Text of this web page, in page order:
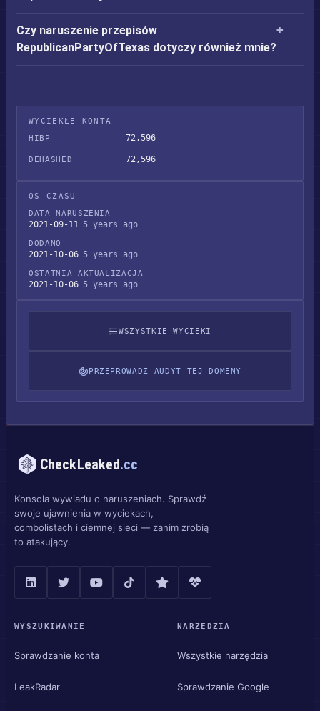
Czy naruszenie przepisów
RepublicanPartyOfTexas dotyczy również mnie?
WYCIEKŁE KONTA
HIBP
72,596
DEHASHED 72,596
OŚ CZASU
DATA NARUSZENIA
2021-09-11 5 years ago
DODANO
2021-10-06 5 years ago
OSTATNIA AKTUALIZACJA
2021-10-06 5 years ago
WSZYSTKIE WYCIEKI
PRZEPROWADŹ AUDYT TEJ DOMENY
CheckLeaked.cc
Konsola wywiadu o naruszeniach. Sprawdź
swoje ujawnienia w wyciekach,
combolistach i ciemnej sieci — zanim zrobią
to atakujący.
WYSZUKIWANIE
Sprawdzanie konta
LeakRadar
NARZĘDZIA
Wszystkie narzędzia
Sprawdzanie Google